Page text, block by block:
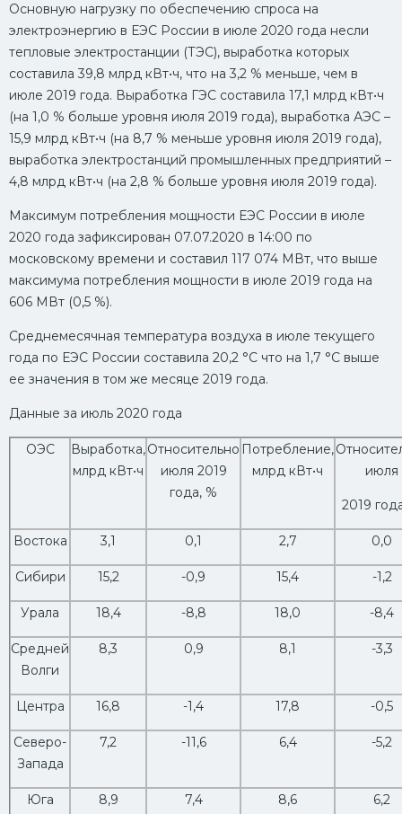
Основную нагрузку по обеспечению спроса на
электроэнергию в ЕЭС России в июле 2020 года несли
тепловые электростанции (ТЭС), выработка которых
составила 39,8 млрд кВт•ч, что на 3,2 % меньше, чем в
июле 2019 года. Выработка ГЭС составила 17,1 млрд кВт•ч
(на 1,0 % больше уровня июля 2019 года), выработка АЭС –
15,9 млрд кВт•ч (на 8,7 % меньше уровня июля 2019 года),
выработка электростанций промышленных предприятий –
4,8 млрд кВт•ч (на 2,8 % больше уровня июля 2019 года).
Максимум потребления мощности ЕЭС России в июле
2020 года зафиксирован 07.07.2020 в 14:00 по
московскому времени и составил 117 074 МВт, что выше
максимума потребления мощности в июле 2019 года на
606 МВт (0,5 %).
Среднемесячная температура воздуха в июле текущего
года по ЕЭС России составила 20,2 °C что на 1,7 °C выше
ее значения в том же месяце 2019 года.
Данные за июль 2020 года
ОЭС
Выработка,
млрд кВт•ч
Относительно
июля 2019
года, %
Потребление,
млрд кВт•ч
июля
2019
Востока 3,1 0,1 2,7 0,0
Сибири 15,2 -0,9 15,4 -1,2
Урала 18,4 -8,8 18,0 -8,4
Средней
Волги
8,3 0,9 8,1 -3,3
Центра 16,8 -1,4 17,8 -0,5
Северо-
Запада
7,2 -11,6 6,4 -5,2
Юга 8,9 7,4 8,6 6,2